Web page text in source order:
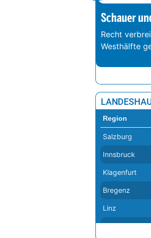
Schauer
Recht
Westhälfte
Region
Salzburg
Innsbruck
Klagenfurt
Bregenz
Linz
Sankt Pölten